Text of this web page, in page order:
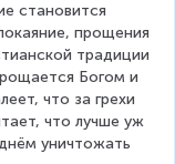
становится
прощения
традиции
Богом и
что за грехи
что лучше уж
уничтожать